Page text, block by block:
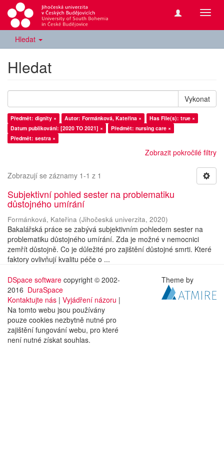
Hledat
Hledat
Vykonat
Předmět: dignity × Autor: Formánková, Kateřina ×
Has File(s): true ×
Datum publikování: [2020 TO 2021] ×
Předmět: nursing care ×
Předmět: sestra ×
Zobrazit pokročilé filtry
Zobrazují se záznamy 1-1 z 1
Subjektivní pohled sester na problematiku
důstojného umírání
Formánková, Kateřina (Jihočeská univerzita, 2020)
Bakalářská práce se zabývá subjektivním pohledem sester na
problematiku důstojného umírání. Zda je možné v nemocnici
zemřít důstojně. Co je důležité pro zajištění důstojné smrti. Které
faktory ovlivňují kvalitu péče o ...
DSpace software copyright © 2002-
2016 DuraSpace
Kontaktujte nás | Vyjádření názoru |
Na tomto webu jsou používány
pouze cookies nezbytně nutné pro
zajištění fungování webu, pro které
není nutné získat souhlas.
Theme by